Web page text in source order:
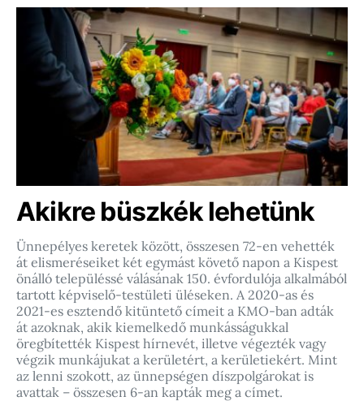
Akikre büszkék lehetünk
Ünnepélyes keretek között, összesen 72-en vehették
át elismeréseiket két egymást követő napon a Kispest
önálló településsé válásának 150. évfordulója alkalmából
tartott képviselő-testületi üléseken. A 2020-as és
2021-es esztendő kitüntető címeit a KMO-ban adták
át azoknak, akik kiemelkedő munkásságukkal
öregbítették Kispest hírnevét, illetve végezték vagy
végzik munkájukat a kerületért, a kerületiekért. Mint
az lenni szokott, az ünnepségen díszpolgárokat is
avattak – összesen 6-an kapták meg a címet.